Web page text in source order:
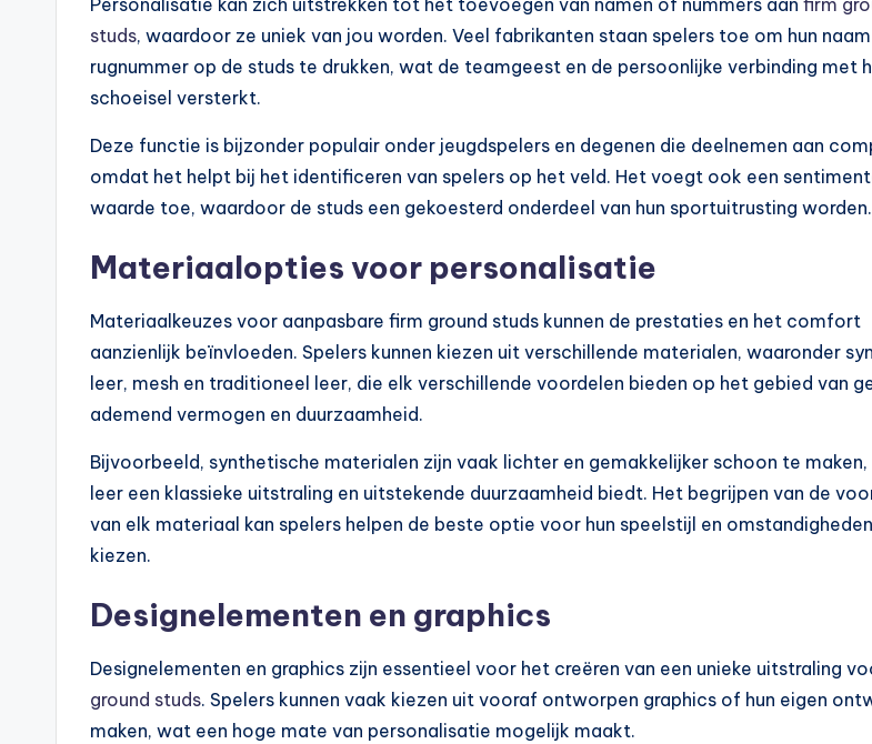
Personalisatie kan zich uitstrekken tot het toevoegen van namen of nummers aan firm
studs, waardoor ze uniek van jou worden. Veel fabrikanten staan spelers toe om hun
rugnummer op de studs te drukken, wat de teamgeest en de persoonlijke verbinding met
schoeisel versterkt.
Deze functie is bijzonder populair onder jeugdspelers en degenen die deelnemen aan
omdat het helpt bij het identificeren van spelers op het veld. Het voegt ook een
waarde toe, waardoor de studs een gekoesterd onderdeel van hun sportuitrusting worden.
Materiaalopties voor personalisatie
Materiaalkeuzes voor aanpasbare firm ground studs kunnen de prestaties en het comfort
aanzienlijk beïnvloeden. Spelers kunnen kiezen uit verschillende materialen, waaronder
leer, mesh en traditioneel leer, die elk verschillende voordelen bieden op het gebied van
ademend vermogen en duurzaamheid.
Bijvoorbeeld, synthetische materialen zijn vaak lichter en gemakkelijker schoon te maken,
leer een klassieke uitstraling en uitstekende duurzaamheid biedt. Het begrijpen van de
van elk materiaal kan spelers helpen de beste optie voor hun speelstijl en
kiezen.
Designelementen en graphics
Designelementen en graphics zijn essentieel voor het creëren van een unieke uitstraling
ground studs. Spelers kunnen vaak kiezen uit vooraf ontworpen graphics of hun eigen
maken, wat een hoge mate van personalisatie mogelijk maakt.